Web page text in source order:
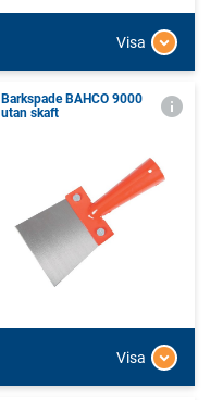
Visa
Barkspade BAHCO 9000
utan skaft
Visa